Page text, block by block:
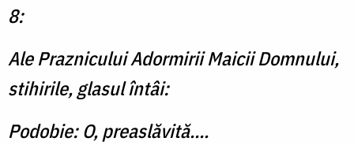
8:
Ale Praznicului Adormirii Maicii Domnului,
stihirile, glasul întâi:
Podobie: O, preaslăvită….